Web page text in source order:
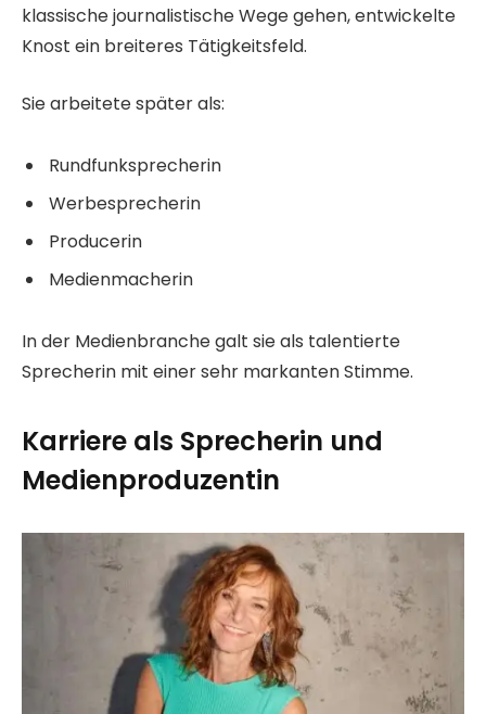
klassische journalistische Wege gehen, entwickelte
Knost ein breiteres Tätigkeitsfeld.
Sie arbeitete später als:
Rundfunksprecherin
Werbesprecherin
Producerin
Medienmacherin
In der Medienbranche galt sie als talentierte
Sprecherin mit einer sehr markanten Stimme.
Karriere als Sprecherin und
Medienproduzentin